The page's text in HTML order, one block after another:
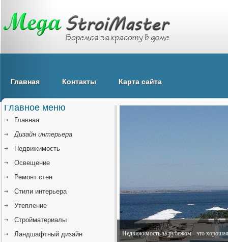
Главная Контакты Карта сайта
Недвижимость за рубежом - это
Главное меню
Главная
Дизайн интерьера
Недвижимость
Освещение
Ремонт стен
Стили интерьера
Утепление
Стройматериалы
Ландшафтный дизайн